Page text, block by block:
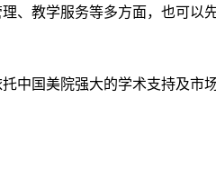
教学服务等多方面，也可以
中国美院强大的学术支持及市